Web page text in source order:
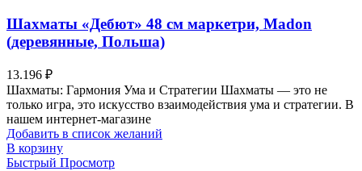
Шахматы «Дебют» 48 см маркетри, Madon
(деревянные, Польша)
13.196 ₽
Шахматы: Гармония Ума и Стратегии Шахматы — это не
только игра, это искусство взаимодействия ума и стратегии. В
нашем интернет-магазине
Добавить в список желаний
В корзину
Быстрый Просмотр